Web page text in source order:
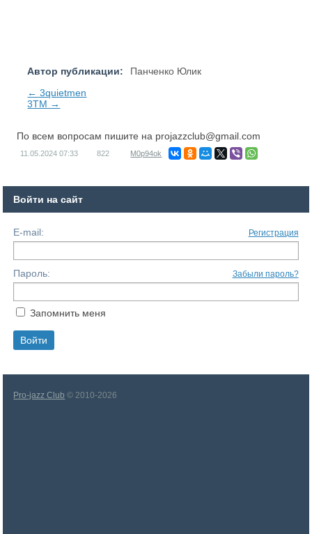
Автор публикации:
Панченко Юлик
← 3quietmen
3TM →
По всем вопросам пишите на projazzclub@gmail.com
11.05.2024 07:33 822 M0p94ok
Войти на сайт
E-mail: Регистрация
Пароль: Забыли пароль?
Запомнить меня
Pro-jazz Club © 2010-2026